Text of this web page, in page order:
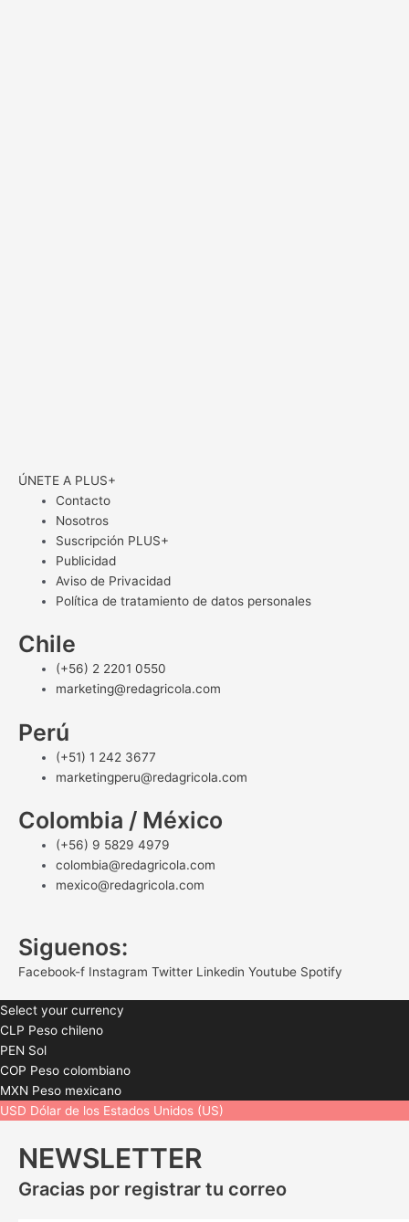
ÚNETE A PLUS+
Contacto
Nosotros
Suscripción PLUS+
Publicidad
Aviso de Privacidad
Política de tratamiento de datos personales
Chile
(+56) 2 2201 0550
marketing@redagricola.com
Perú
(+51) 1 242 3677
marketingperu@redagricola.com
Colombia / México
(+56) 9 5829 4979
colombia@redagricola.com
mexico@redagricola.com
Siguenos:
Facebook-f Instagram Twitter Linkedin Youtube Spotify
Select your currency
CLP Peso chileno
PEN Sol
COP Peso colombiano
MXN Peso mexicano
USD Dólar de los Estados Unidos (US)
NEWSLETTER
Gracias por registrar tu correo